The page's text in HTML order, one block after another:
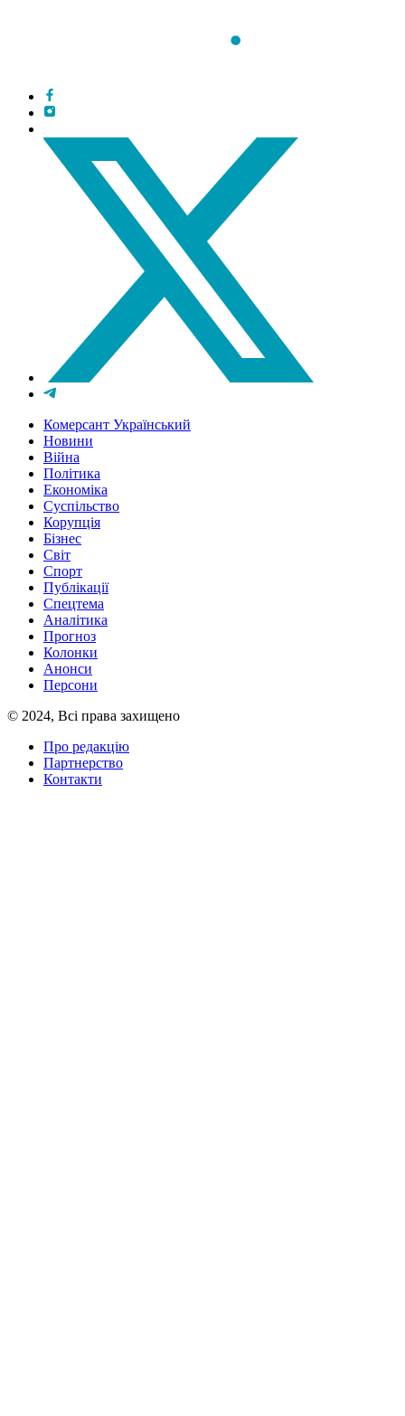
Комерсант Український
Новини
Війна
Політика
Економіка
Суспільство
Корупція
Бізнес
Світ
Спорт
Публікації
Спецтема
Аналітика
Прогноз
Колонки
Анонси
Персони
© 2024, Всі права захищено
Про редакцію
Партнерство
Контакти